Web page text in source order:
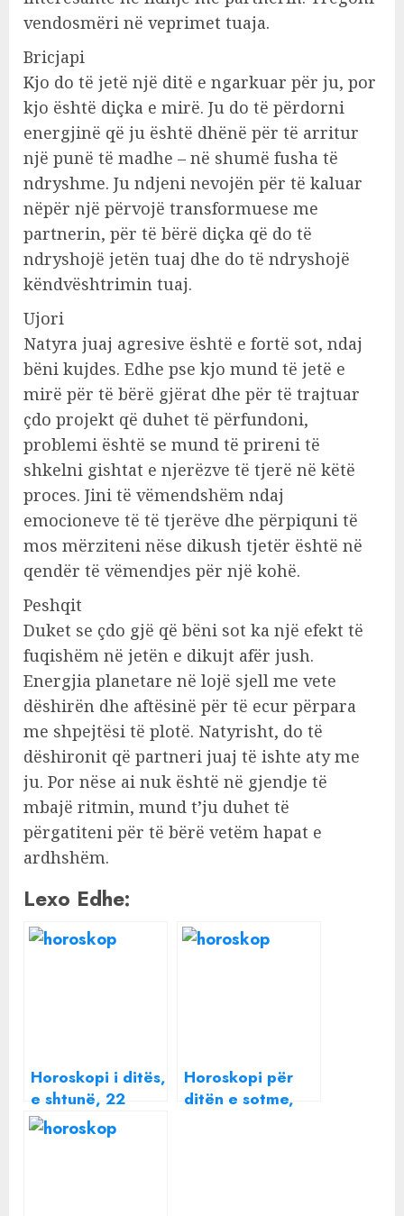
vendosmëri në veprimet tuaja.
Bricjapi
Kjo do të jetë një ditë e ngarkuar për ju, por
kjo është diçka e mirë. Ju do të përdorni
energjinë që ju është dhënë për të arritur
një punë të madhe – në shumë fusha të
ndryshme. Ju ndjeni nevojën për të kaluar
nëpër një përvojë transformuese me
partnerin, për të bërë diçka që do të
ndryshojë jetën tuaj dhe do të ndryshojë
këndvështrimin tuaj.
Ujori
Natyra juaj agresive është e fortë sot, ndaj
bëni kujdes. Edhe pse kjo mund të jetë e
mirë për të bërë gjërat dhe për të trajtuar
çdo projekt që duhet të përfundoni,
problemi është se mund të prireni të
shkelni gishtat e njerëzve të tjerë në këtë
proces. Jini të vëmendshëm ndaj
emocioneve të të tjerëve dhe përpiquni të
mos mërziteni nëse dikush tjetër është në
qendër të vëmendjes për një kohë.
Peshqit
Duket se çdo gjë që bëni sot ka një efekt të
fuqishëm në jetën e dikujt afër jush.
Energjia planetare në lojë sjell me vete
dëshirën dhe aftësinë për të ecur përpara
me shpejtësi të plotë. Natyrisht, do të
dëshironit që partneri juaj të ishte aty me
ju. Por nëse ai nuk është në gjendje të
mbajë ritmin, mund t’ju duhet të
përgatiteni për të bërë vetëm hapat e
ardhshëm.
Lexo Edhe:
Horoskopi i ditës,
e shtunë, 22
tetor 2022/
Çfarë kanë
Horoskopi për
ditën e sotme,